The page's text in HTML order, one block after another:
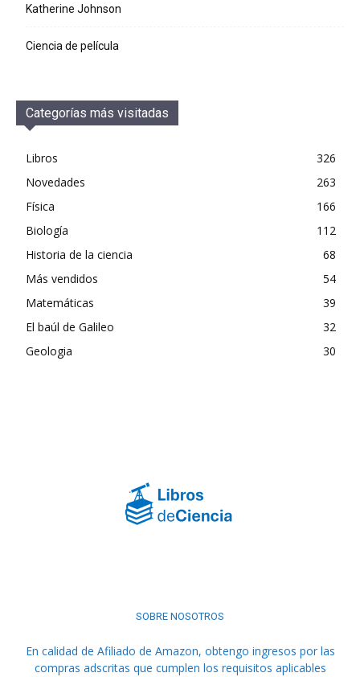
Katherine Johnson
Ciencia de película
Categorías más visitadas
Libros
326
Novedades
263
Física
166
Biología
112
Historia de la ciencia
68
Más vendidos
54
Matemáticas
39
El baúl de Galileo
32
Geologia
30
SOBRE NOSOTROS
En calidad de Afiliado de Amazon, obtengo ingresos por las
compras adscritas que cumplen los requisitos aplicables